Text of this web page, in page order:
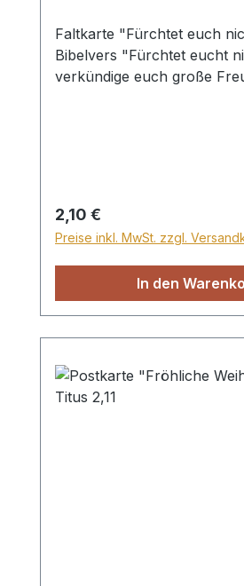
Faltkarte "Fürchtet euch
Bibelvers "Fürchtet eucht
verkündige euch große
Regulärer Preis:
2,10 €
Preise inkl. MwSt. zzgl.
In den